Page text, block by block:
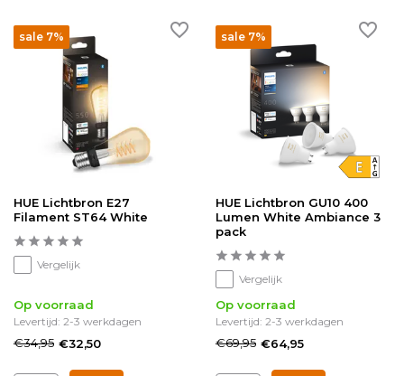
sale 7%
HUE Lichtbron E27
Filament ST64 White
Vergelijk
Op voorraad
Levertijd: 2-3 werkdagen
€34,95 €32,50
sale 7%
HUE Lichtbron GU10 400
Lumen White Ambiance 3
pack
Vergelijk
Op voorraad
Levertijd: 2-3 werkdagen
€69,95 €64,95